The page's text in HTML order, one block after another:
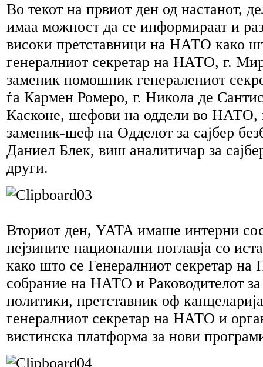
Во текот на првиот ден од настанот,
имаа можност да се информираат и
високи претставници на НАТО како
генералниот секретар на НАТО, г.
заменик помошник генералениот
ѓа Кармен Ромеро, г. Никола де
Касконе, шефови на оддели во НАТО,
заменик-шеф на Одделот за сајбер
Даниел Блек, виш аналитичар за
други.
Вториот ден, YATA имаше интерни
нејзините национални поглавја со
како што се Генералниот секретар на
собрание на НАТО и Раководителот
политики, претставник оф
генералниот секретар на НАТО и
вистинска платформа за нови